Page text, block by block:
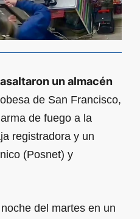
asaltaron un almacén
de San Francisco,
de fuego a la
registradora y un
(Posnet) y
del martes en un